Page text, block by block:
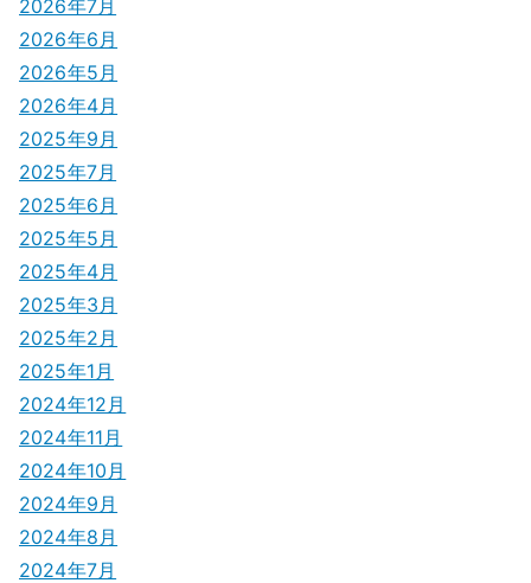
ー
シ
ョ
ン
2026年7月
2026年6月
2026年5月
2026年4月
2025年9月
2025年7月
2025年6月
2025年5月
2025年4月
2025年3月
2025年2月
2025年1月
2024年12月
2024年11月
2024年10月
2024年9月
2024年8月
2024年7月